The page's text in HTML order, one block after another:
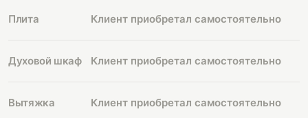
Плита Клиент приобретал самостоятельно
Духовой шкаф Клиент приобретал самостоятельно
Вытяжка Клиент приобретал самостоятельно